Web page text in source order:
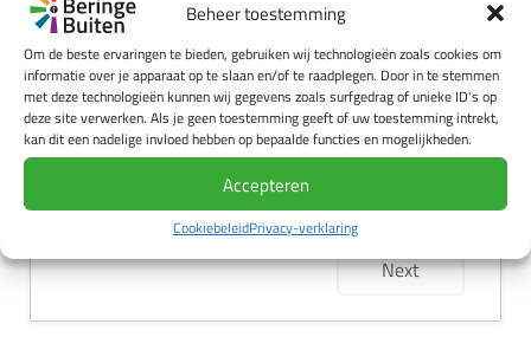
Beheer toestemming
Om de beste ervaringen te bieden, gebruiken wij technologieën zoals cookies om
informatie over je apparaat op te slaan en/of te raadplegen. Door in te stemmen
met deze technologieën kunnen wij gegevens zoals surfgedrag of unieke ID's op
deze site verwerken. Als je geen toestemming geeft of uw toestemming intrekt,
kan dit een nadelige invloed hebben op bepaalde functies en mogelijkheden.
Accepteren
CookiebeleidPrivacy-verklaring
Start Time:
End Time:...
Availability:[capacity_hint]
Next